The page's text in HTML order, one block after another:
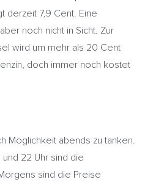
derzeit 7,9 Cent. Eine
noch nicht in Sicht. Zur
wird um mehr als 20 Cent
doch immer noch kostet
Möglichkeit abends zu tanken.
22 Uhr sind die
sind die Preise